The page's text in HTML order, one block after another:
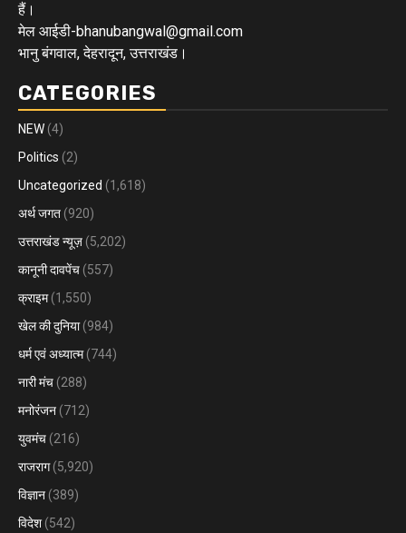
हैं।
मेल आईडी-bhanubangwal@gmail.com
भानु बंगवाल, देहरादून, उत्तराखंड।
CATEGORIES
NEW (4)
Politics (2)
Uncategorized (1,618)
अर्थ जगत (920)
उत्तराखंड न्यूज़ (5,202)
कानूनी दावपेंच (557)
क्राइम(1,550)
खेल की दुनिया(984)
धर्म एवं अध्यात्म(744)
नारी मंच (288)
मनोरंजन (712)
युवमंच (216)
राजराग(5,920)
विज्ञान (389)
विदेश (542)